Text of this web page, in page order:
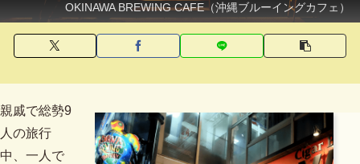
OKINAWA BREWING CAFE（沖縄ブルーイングカフェ）
親戚で総勢9
人の旅行
中、一人で